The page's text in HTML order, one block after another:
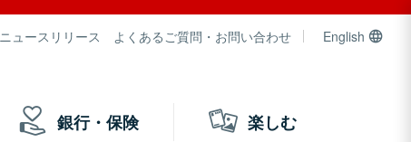
ニュースリリース よくあるご質問・お問い合わせ English
銀行・保険 楽しむ